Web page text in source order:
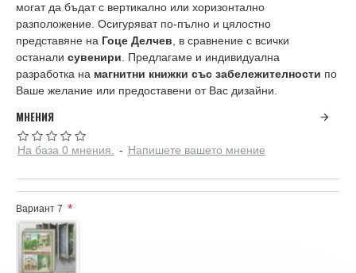
могат да бъдат с вертикално или хоризонтално
разположение. Осигуряват по-пълно и цялостно
представяне на Гоце Делчев , в сравнение с всички
останали сувенири . Предлагаме и индивидуална
разработка на магнитни книжки със забележителности по
Ваше желание или предоставени от Вас дизайни.
МНЕНИЯ
Вариант 7
На база 0 мнения. - Напишете вашето мнение